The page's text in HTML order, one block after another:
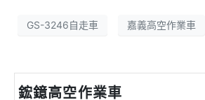
GS-3246自走車 嘉義高空作業車
鋐鐿高空作業車